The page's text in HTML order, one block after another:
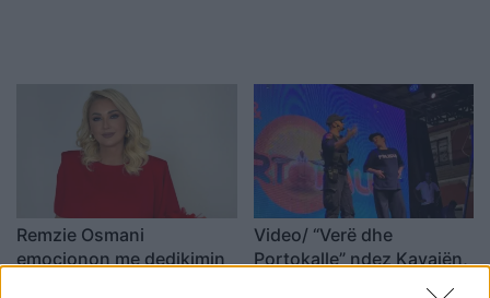
Remzie Osmani
emocionon me dedikimin
Video/ “Verë dhe
Portokalle” ndez Kavajën,
humor dhe muzikë në